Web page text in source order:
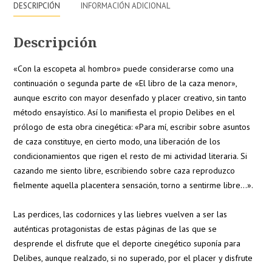
DESCRIPCIÓN INFORMACIÓN ADICIONAL
Descripción
«Con la escopeta al hombro» puede considerarse como una
continuación o segunda parte de «El libro de la caza menor»,
aunque escrito con mayor desenfado y placer creativo, sin tanto
método ensayístico. Así lo manifiesta el propio Delibes en el
prólogo de esta obra cinegética: «Para mí, escribir sobre asuntos
de caza constituye, en cierto modo, una liberación de los
condicionamientos que rigen el resto de mi actividad literaria. Si
cazando me siento libre, escribiendo sobre caza reproduzco
fielmente aquella placentera sensación, torno a sentirme libre…».
Las perdices, las codornices y las liebres vuelven a ser las
auténticas protagonistas de estas páginas de las que se
desprende el disfrute que el deporte cinegético suponía para
Delibes, aunque realzado, si no superado, por el placer y disfrute